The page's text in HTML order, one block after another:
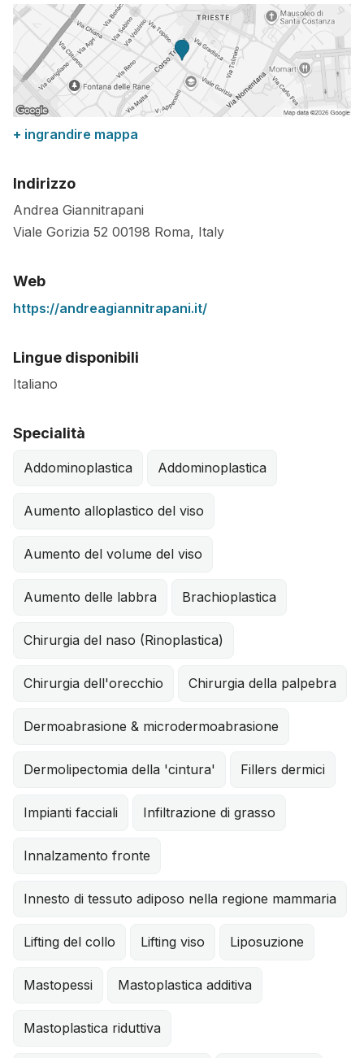
+ ingrandire mappa
Indirizzo
Andrea Giannitrapani
Viale Gorizia 52 00198 Roma, Italy
Web
https://andreagiannitrapani.it/
Lingue disponibili
Italiano
Specialità
Addominoplastica Addominoplastica
Aumento alloplastico del viso
Aumento del volume del viso
Aumento delle labbra Brachioplastica
Chirurgia del naso (Rinoplastica)
Chirurgia dell'orecchio Chirurgia della palpebra
Dermoabrasione & microdermoabrasione
Dermolipectomia della 'cintura' Fillers dermici
Impianti facciali Infiltrazione di grasso
Innalzamento fronte
Innesto di tessuto adiposo nella regione mammaria
Lifting del collo Lifting viso Liposuzione
Mastopessi Mastoplastica additiva
Mastoplastica riduttiva